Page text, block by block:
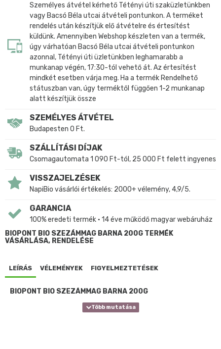
Személyes átvétel kérhető Tétényi úti szaküzletünkben
vagy Bacsó Béla utcai átvételi pontunkon. A terméket
rendelés után készítjük elő átvételre és értesítést
küldünk. Amennyiben Webshop készleten van a termék,
úgy várhatóan Bacsó Béla utcai átvételi pontunkon
azonnal, Tétényi úti üzletünkben leghamarabb a
munkanap végén, 17:30-tól vehető át. Az értesítést
mindkét esetben várja meg. Ha a termék Rendelhető
státuszban van, úgy terméktől függően 1-2 munkanap
alatt készítjük össze
SZEMÉLYES ÁTVÉTEL
Budapesten 0 Ft.
SZÁLLÍTÁSI DÍJAK
Csomagautomata 1 090 Ft-tól, 25 000 Ft felett ingyenes
VISSZAJELZÉSEK
NapiBio vásárlói értékelés: 2000+ vélemény, 4,9/5.
GARANCIA
100% eredeti termék • 14 éve működő magyar webáruház
BIOPONT BIO SZEZÁMMAG BARNA 200G TERMÉK
VÁSÁRLÁSA, RENDELÉSE
LEÍRÁS VÉLEMÉNYEK FIGYELMEZTETÉSEK
BIOPONT BIO SZEZÁMMAG BARNA 200G